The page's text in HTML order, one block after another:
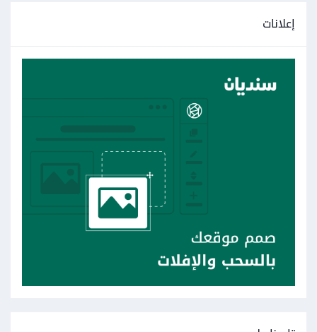
إعلانات